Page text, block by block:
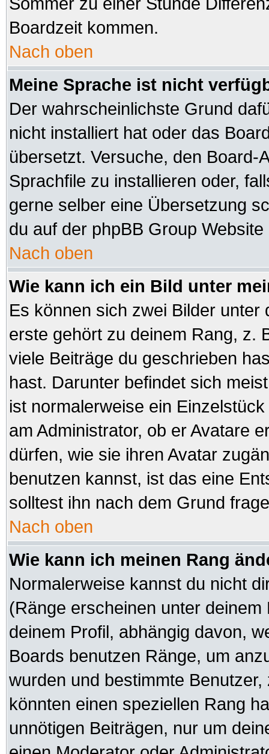
Boardzeit kommen.
Nach oben
Meine Sprache ist nicht
Der wahrscheinlichste Grund
nicht installiert hat oder das
übersetzt. Versuche, den
Sprachfile zu installieren oder,
gerne selber eine Übersetzung
du auf der phpBB Group
Nach oben
Wie kann ich ein Bild unter
Es können sich zwei Bilder
erste gehört zu deinem Rang, z.
viele Beiträge du geschrieben
hast. Darunter befindet sich
ist normalerweise ein
am Administrator, ob er Avatare
dürfen, wie sie ihren Avatar
benutzen kannst, ist das eine
solltest ihn nach dem Grund
Nach oben
Wie kann ich meinen Rang
Normalerweise kannst du nicht
(Ränge erscheinen unter
deinem Profil, abhängig davon,
Boards benutzen Ränge, um
wurden und bestimmte
könnten einen speziellen Rang
unnötigen Beiträgen, nur um